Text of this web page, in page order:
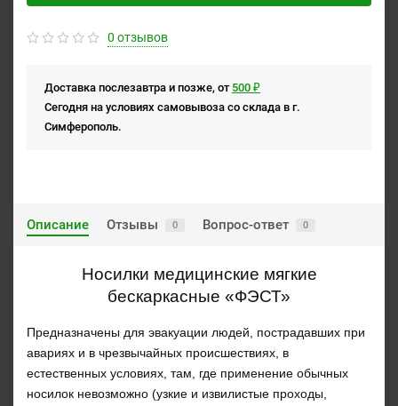
0 отзывов
Доставка послезавтра и позже, от 500 ₽
Сегодня на условиях самовывоза со склада в г.
Симферополь.
Описание Отзывы 0 Вопрос-ответ 0
Носилки медицинские мягкие
бескаркасные «ФЭСТ»
Предназначены для эвакуации людей, пострадавших при
авариях и в чрезвычайных происшествиях, в
естественных условиях, там, где применение обычных
носилок невозможно (узкие и извилистые проходы,